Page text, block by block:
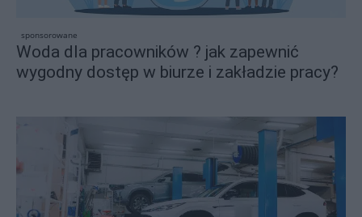
sponsorowane
Woda dla pracowników ? jak zapewnić
wygodny dostęp w biurze i zakładzie pracy?